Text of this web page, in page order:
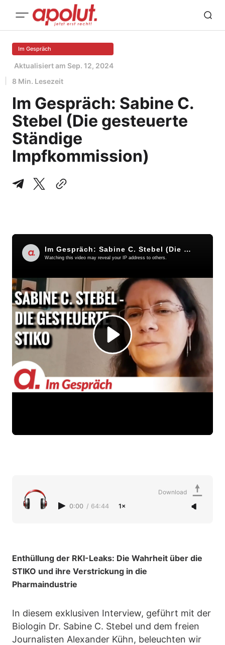
Im Gespräch
Aktualisiert am Sep. 12, 2024
8 Min. Lesezeit
Im Gespräch: Sabine C.
Stebel (Die gesteuerte
Ständige
Impfkommission)
0:00 / 64:44 1×
Download
Enthüllung der RKI-Leaks: Die Wahrheit über die
STIKO und ihre Verstrickung in die
Pharmaindustrie
In diesem exklusiven Interview, geführt mit der
Biologin Dr. Sabine C. Stebel und dem freien
Journalisten Alexander Kühn, beleuchten wir